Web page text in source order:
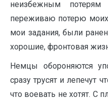
неизбежным
переживаю потерю
мои задания, были
хорошие, фронтовая
Немцы обороняются
сразу трусят и лепечут
что воевать не хотят.